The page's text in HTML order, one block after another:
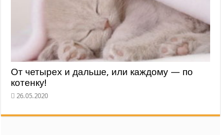
От четырех и дальше, или каждому — по
котенку!